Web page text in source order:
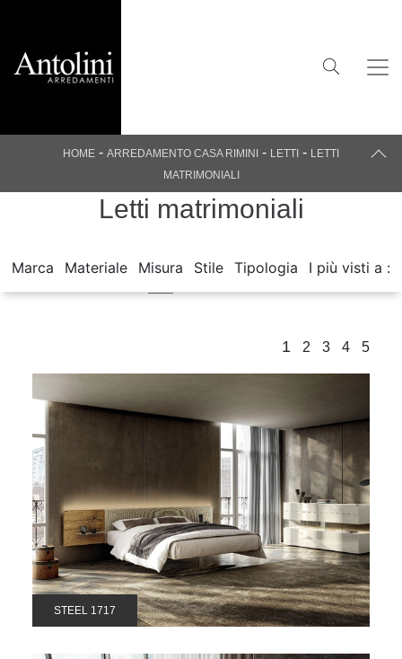
HOME - ARREDAMENTO CASA RIMINI - LETTI - LETTI
MATRIMONIALI
Letti matrimoniali
Marca Materiale Misura Stile Tipologia I più visti a :
1 2 3 4 5
STEEL 1717